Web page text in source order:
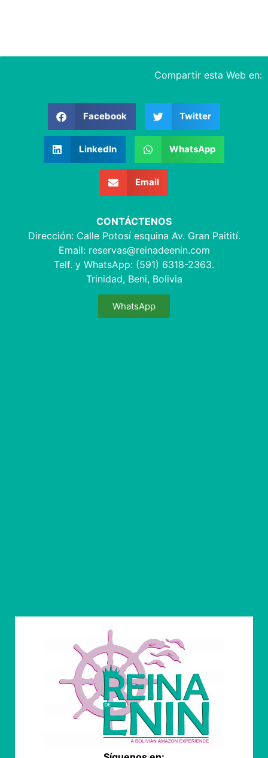
Compartir esta Web en:
Facebook Twitter
LinkedIn WhatsApp
Email
CONTÁCTENOS
Dirección: Calle Potosí esquina Av. Gran Paitití.
Email: reservas@reinadeenin.com
Telf. y WhatsApp: (591) 6318-2363.
Trinidad, Beni, Bolivia
WhatsApp